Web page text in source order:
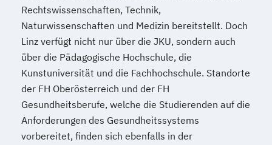
Rechtswissenschaften, Technik,
Naturwissenschaften und Medizin bereitstellt. Doch
Linz verfügt nicht nur über die JKU, sondern auch
über die Pädagogische Hochschule, die
Kunstuniversität und die Fachhochschule. Standorte
der FH Oberösterreich und der FH
Gesundheitsberufe, welche die Studierenden auf die
Anforderungen des Gesundheitssystems
vorbereitet, finden sich ebenfalls in der